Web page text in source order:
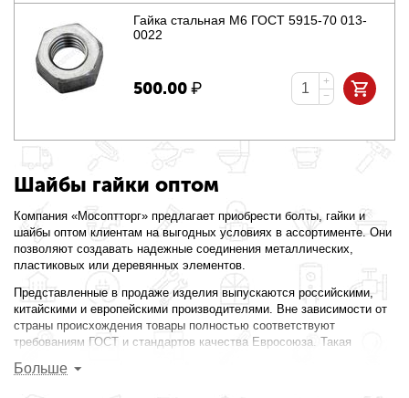
Шайбы гайки оптом
Компания «Мосоптторг» предлагает приобрести болты, гайки и
шайбы оптом клиентам на выгодных условиях в ассортименте. Они
позволяют создавать надежные соединения металлических,
пластиковых или деревянных элементов.
Представленные в продаже изделия выпускаются российскими,
китайскими и европейскими производителями. Вне зависимости от
страны происхождения товары полностью соответствуют
требованиям ГОСТ и стандартов качества Евросоюза. Такая
ценовых категорий.
Больше
Гайка стальная М6 ГОСТ 5915-70 013-
0022
500.00₽
+
−